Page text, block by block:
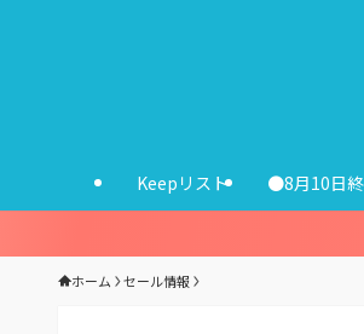
Keepリスト ●8月10日
ホーム セール情報